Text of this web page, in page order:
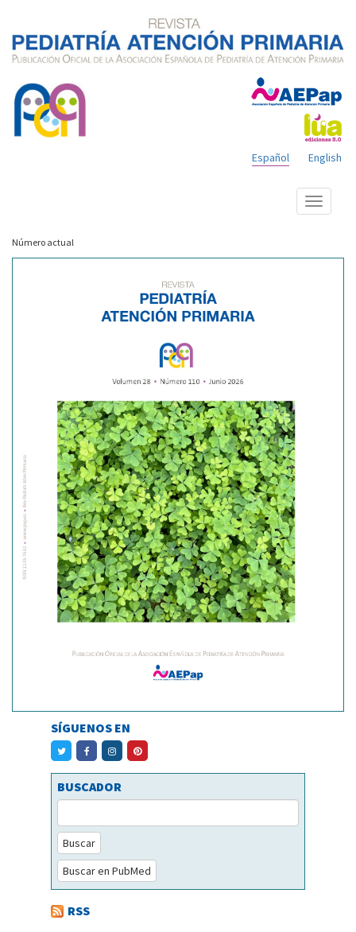
English
Español
Mostrar
menú
Número actual
SÍGUENOS EN
BUSCADOR
Buscar
Buscar en PubMed
RSS